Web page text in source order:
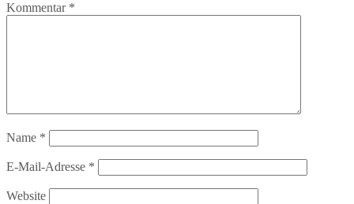
Kommentar *
Name *
E-Mail-Adresse *
Website